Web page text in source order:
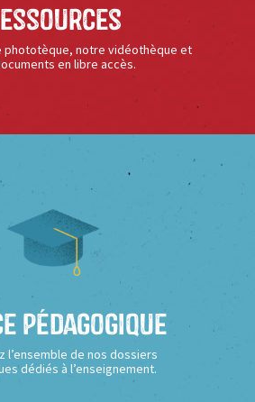
phototèque, notre vidéothèque et
en libre accès.
Pédagogique
l’ensemble de nos dossiers
dédiés à l’enseignement.